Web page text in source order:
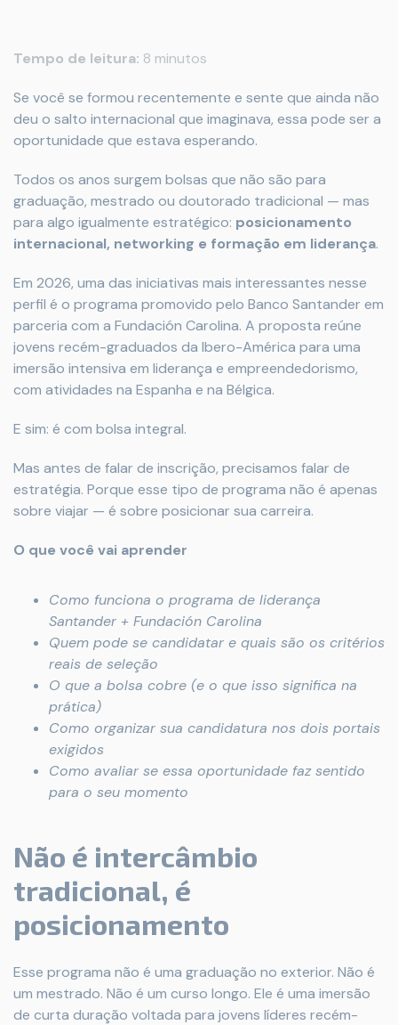
Tempo de leitura: 8 minutos
Se você se formou recentemente e sente que ainda não
deu o salto internacional que imaginava, essa pode ser a
oportunidade que estava esperando.
Todos os anos surgem bolsas que não são para
graduação, mestrado ou doutorado tradicional — mas
para algo igualmente estratégico: posicionamento
internacional, networking e formação em liderança.
Em 2026, uma das iniciativas mais interessantes nesse
perfil é o programa promovido pelo Banco Santander em
parceria com a Fundación Carolina. A proposta reúne
jovens recém-graduados da Ibero-América para uma
imersão intensiva em liderança e empreendedorismo,
com atividades na Espanha e na Bélgica.
E sim: é com bolsa integral.
Mas antes de falar de inscrição, precisamos falar de
estratégia. Porque esse tipo de programa não é apenas
sobre viajar — é sobre posicionar sua carreira.
O que você vai aprender
Como funciona o programa de liderança
Santander + Fundación Carolina
Quem pode se candidatar e quais são os critérios
reais de seleção
O que a bolsa cobre (e o que isso significa na
prática)
Como organizar sua candidatura nos dois portais
exigidos
Como avaliar se essa oportunidade faz sentido
para o seu momento
Não é intercâmbio
tradicional, é
posicionamento
Esse programa não é uma graduação no exterior. Não é
um mestrado. Não é um curso longo. Ele é uma imersão
de curta duração voltada para jovens líderes recém-